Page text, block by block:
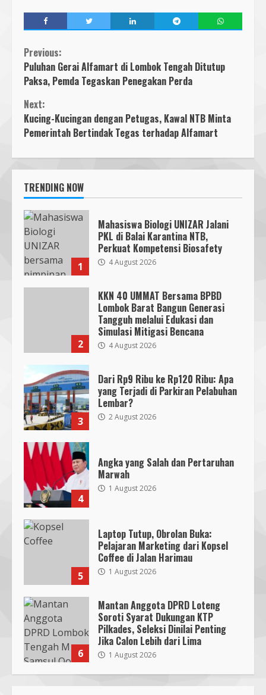
Previous:
Puluhan Gerai Alfamart di Lombok Tengah Ditutup
Paksa, Pemda Tegaskan Penegakan Perda
Next:
Kucing-Kucingan dengan Petugas, Kawal NTB Minta
Pemerintah Bertindak Tegas terhadap Alfamart
TRENDING NOW
1
Mahasiswa Biologi UNIZAR Jalani
PKL di Balai Karantina NTB,
Perkuat Kompetensi Biosafety
4 August 2026
2
KKN 40 UMMAT Bersama BPBD
Lombok Barat Bangun Generasi
Tangguh melalui Edukasi dan
Simulasi Mitigasi Bencana
4 August 2026
3
Dari Rp9 Ribu ke Rp120 Ribu: Apa
yang Terjadi di Parkiran Pelabuhan
Lembar?
2 August 2026
4
Angka yang Salah dan Pertaruhan
Marwah
1 August 2026
5
Laptop Tutup, Obrolan Buka:
Pelajaran Marketing dari Kopsel
Coffee di Jalan Harimau
1 August 2026
6
Mantan Anggota DPRD Loteng
Soroti Syarat Dukungan KTP
Pilkades, Seleksi Dinilai Penting
Jika Calon Lebih dari Lima
1 August 2026